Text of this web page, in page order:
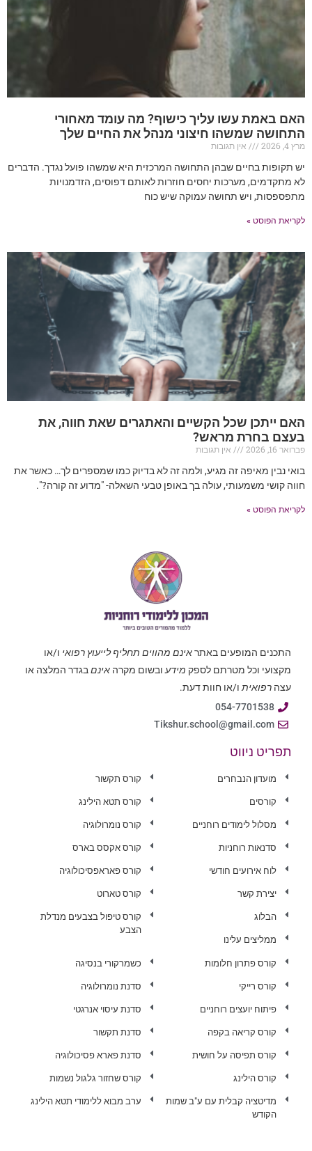
האם באמת עשו עליך כישוף? מה עומד מאחורי
התחושה שמשהו חיצוני מנהל את החיים שלך
מרץ 4, 2026
אין תגובות
יש תקופות בחיים שבהן התחושה המרכזית היא שמשהו פועל נגדך. הדברים
לא מתקדמים, מערכות יחסים חוזרות לאותם דפוסים, הזדמנויות
מתפספסות, ויש תחושה עמוקה שיש כוח
לקריאת הפוסט »
האם ייתכן שכל הקשיים והאתגרים שאת חווה, את
בעצם בחרת מראש?
פברואר 16, 2026
אין תגובות
בואי נבין מאיפה זה מגיע, ולמה זה לא בדיוק כמו שמספרים לך… כאשר את
חווה קושי משמעותי, עולה בך באופן טבעי השאלה- "מדוע זה קורה?".
לקריאת הפוסט »
התכנים המופעים באתראינם מהווים תחליף לייעוץ רפואי ו/או
מקצועי וכל מטרתם לספק מידע ובשום מקרה אינםבגדר המלצה או
עצה רפואית ו/או חוות דעת.
054-7701538
Tikshur.school@gmail.com
תפריט ניווט
מועדון הנבחרים
קורסים
מסלול לימודים רוחניים
סדנאות רוחניות
לוח אירועים חודשי
יצירת קשר
הבלוג
ממליצים עלינו
קורס תקשור
קורס תטא הילינג
קורס נומרולוגיה
קורס אקסס בארס
קורס פאראפסיכולוגיה
קורס טארוט
קורס טיפול בצבעים מנדלת
הצבע
קורס פתרון חלומות
קורס רייקי
פיתוח יועצים רוחניים
קורס קריאה בקפה
קורס תפיסה על חושית
קורס הילינג
מדיטציה קבלית עם ע"ב שמות
הקודש
כשמרקורי בנסיגה
סדנת נומרולוגיה
סדנת עיסוי אנרגטי
סדנת תקשור
סדנת פארא פסיכולוגיה
קורס שחזור גלגול נשמות
ערב מבוא ללימודי תטא הילינג